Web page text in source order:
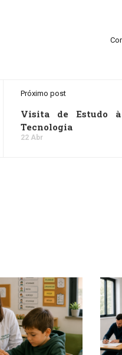
Próximo post
Visita de Estudo
Tecnologia
22 Abr